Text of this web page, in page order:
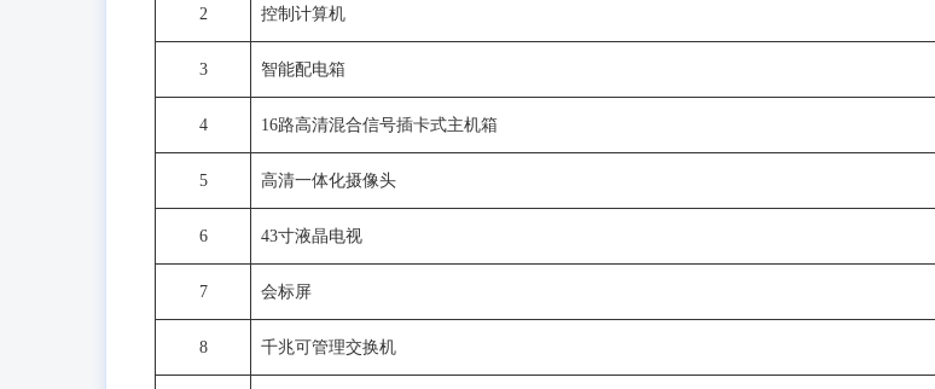
2 控制计算机
3 智能配电箱
4 16路高清混合信号插卡式主机箱
5 高清一体化摄像头
6 43寸液晶电视
7 会标屏
8 千兆可管理交换机